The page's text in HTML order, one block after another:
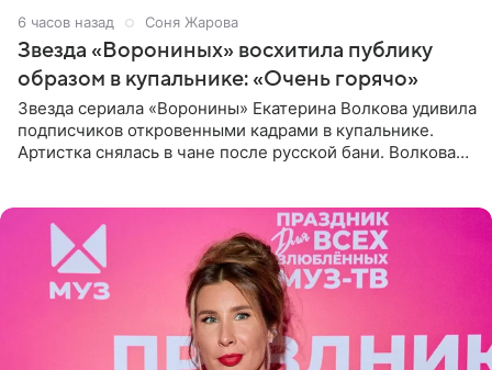
6 часов назад Соня Жарова
Звезда «Ворониных» восхитила публику
образом в купальнике: «Очень горячо»
Звезда сериала «Воронины» Екатерина Волкова удивила
подписчиков откровенными кадрами в купальнике.
Артистка снялась в чане после русской бани. Волкова